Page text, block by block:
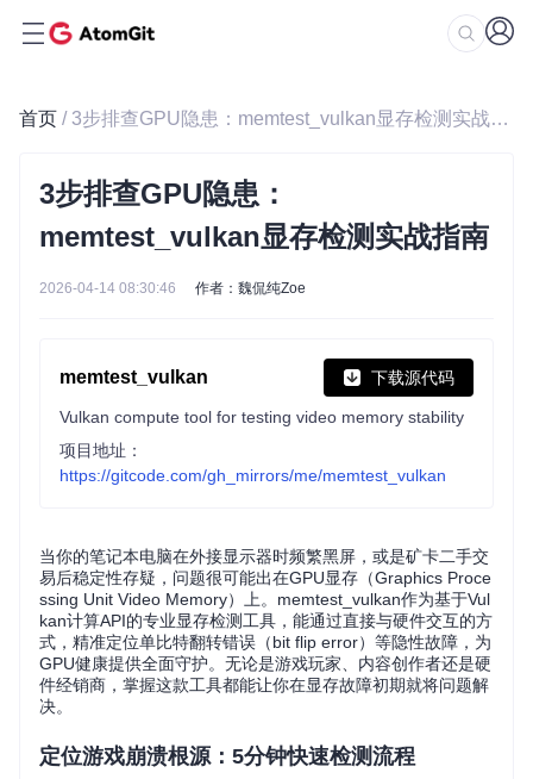
首页 / 3步排查GPU隐患：memtest_vulkan显存检测实战指南
3步排查GPU隐患：
memtest_vulkan显存检测实战指南
2026-04-14 08:30:46 作者：魏侃纯Zoe
memtest_vulkan 下载源代码
Vulkan compute tool for testing video memory stability
项目地址：
https://gitcode.com/gh_mirrors/me/memtest_vulkan
当你的笔记本电脑在外接显示器时频繁黑屏，或是矿卡二手交
易后稳定性存疑，问题很可能出在GPU显存（Graphics Proce
ssing Unit Video Memory）上。memtest_vulkan作为基于Vul
kan计算API的专业显存检测工具，能通过直接与硬件交互的方
式，精准定位单比特翻转错误（bit flip error）等隐性故障，为
GPU健康提供全面守护。无论是游戏玩家、内容创作者还是硬
件经销商，掌握这款工具都能让你在显存故障初期就将问题解
决。
定位游戏崩溃根源：5分钟快速检测流程